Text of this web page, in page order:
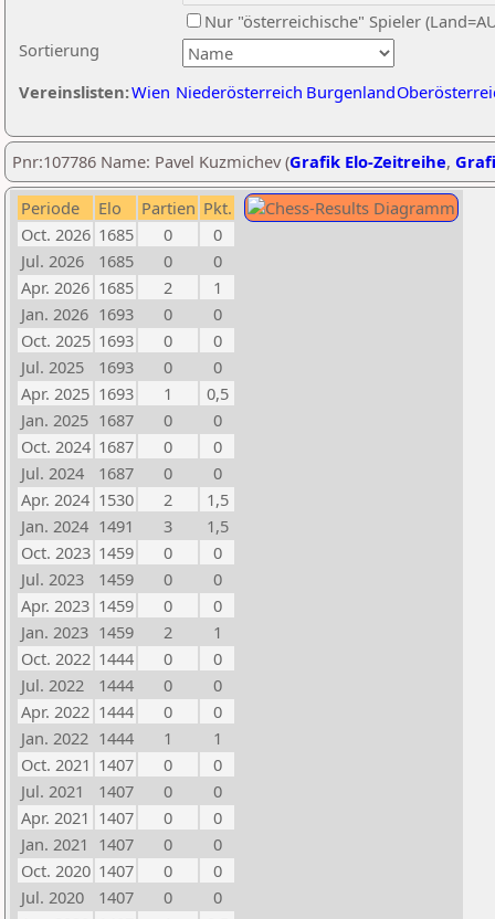
Sortierung
Nur "österreichische" Spieler
Vereinslisten:Wien Niederösterreich Burgenland
Pnr:107786 Name: Pavel Kuzmichev (Grafik Elo-Zeitreihe,
Periode Elo Partien Pkt.
Oct. 2026 1685 0
0
Jul. 2026
1685 0
0
Apr. 2026 1685 2
1
Jan. 2026 1693 0
0
Oct. 2025 1693 0
0
Jul. 2025
1693 0
0
Apr. 2025 1693 1
0,5
Jan. 2025 1687 0
0
Oct. 2024 1687 0
0
Jul. 2024
1687 0
0
Apr. 2024 1530 2
1,5
Jan. 2024 1491 3
1,5
Oct. 2023 1459 0
0
Jul. 2023
1459 0
0
Apr. 2023 1459 0
0
Jan. 2023 1459 2
1
Oct. 2022 1444 0
0
Jul. 2022
1444 0
0
Apr. 2022 1444 0
0
Jan. 2022 1444 1
1
Oct. 2021 1407 0
0
Jul. 2021
1407 0
0
Apr. 2021 1407 0
0
Jan. 2021 1407 0
0
Oct. 2020 1407 0
0
Jul. 2020
1407 0
0